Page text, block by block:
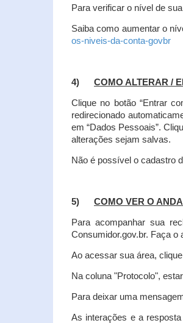
Para verificar o nível de
Saiba como aumentar o
os-niveis-da-conta-govbr
4) COMO ALTERAR /
Clique no botão “Entrar
redirecionado
em “Dados Pessoais”.
alterações sejam salvas.
Não é possível o cadastro
5) COMO VER O
Para acompanhar sua
Consumidor.gov.br. Faça
Ao acessar sua área,
Na coluna "Protocolo",
Para deixar uma
As interações e a